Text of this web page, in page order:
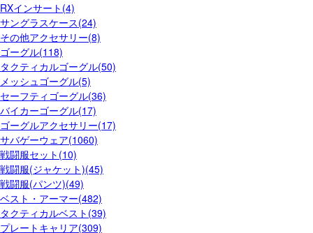
RXインサート(4)
サングラスケース(24)
その他アクセサリー(8)
ゴーグル(118)
タクティカルゴーグル(50)
メッシュゴーグル(5)
セーフティゴーグル(36)
バイカーゴーグル(17)
ゴーグルアクセサリー(17)
サバゲーウェア(1060)
戦闘服セット(10)
戦闘服(ジャケット)(45)
戦闘服(パンツ)(49)
ベスト・アーマー(482)
タクティカルベスト(39)
プレートキャリア(309)